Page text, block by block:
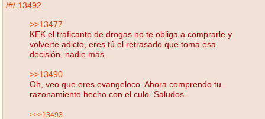
/#/ 13492
>>13477
KEK el traficante de drogas no te obliga a comprarle y
volverte adicto, eres tú el retrasado que toma esa
decisión, nadie más.
>>13490
Oh, veo que eres evangeloco. Ahora comprendo tu
razonamiento hecho con el culo. Saludos.
>>>13493